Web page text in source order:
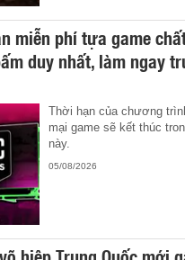
miễn phí tựa game
duy nhất, làm ngay
Thời hạn của chương
mại game sẽ kết thúc
này.
05/08/2026